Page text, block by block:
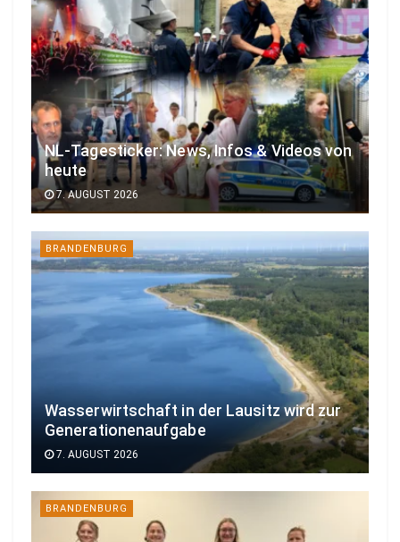
NL-Tagesticker: News, Infos & Videos von
heute
7. AUGUST 2026
BRANDENBURG
Wasserwirtschaft in der Lausitz wird zur
Generationenaufgabe
7. AUGUST 2026
BRANDENBURG